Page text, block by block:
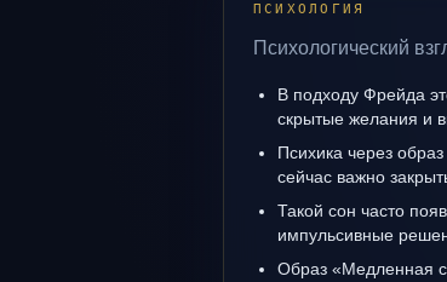
ПСИХОЛОГИЯ
Психологический
В подходу Фрейда
скрытые желания и
Психика через
сейчас важно
Такой сон часто
импульсивные
Образ «Медленная